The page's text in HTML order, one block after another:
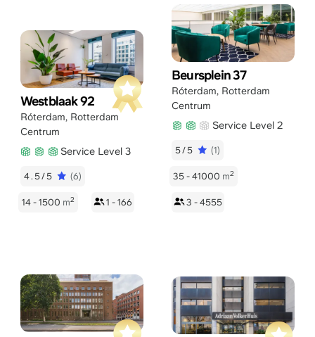
Westblaak 92
Róterdam, Rotterdam
Centrum
Service Level 3
4.5/5 (6)
14 - 1500 m2 1 - 166
Beursplein 37
Róterdam, Rotterdam
Centrum
Service Level 2
5/5 (1)
35 - 41000 m2
3 - 4555